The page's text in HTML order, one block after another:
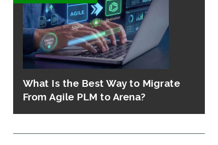
What Is the Best Way to Migrate
From Agile PLM to Arena?